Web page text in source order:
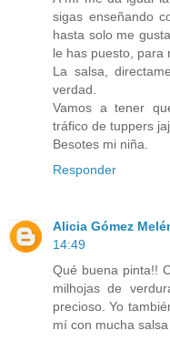
sigas enseñando
hasta solo me
le has puesto, para
La salsa,
verdad.
Vamos a tener
tráfico de tuppers
Besotes mi niña.
Responder
Alicia Gómez
14:49
Qué buena pinta!!
milhojas de
precioso. Yo
mí con mucha